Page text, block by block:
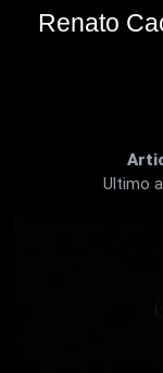
Renato
Ultimo